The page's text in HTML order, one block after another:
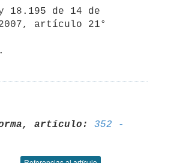
artículo 21°
artículo:
352 -